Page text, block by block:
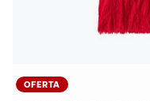
OFERTA